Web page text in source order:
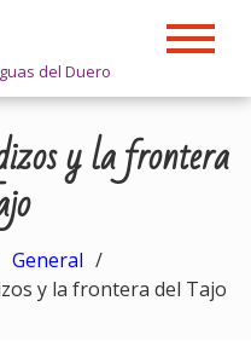
del Duero
y la frontera
General
y la frontera del Tajo